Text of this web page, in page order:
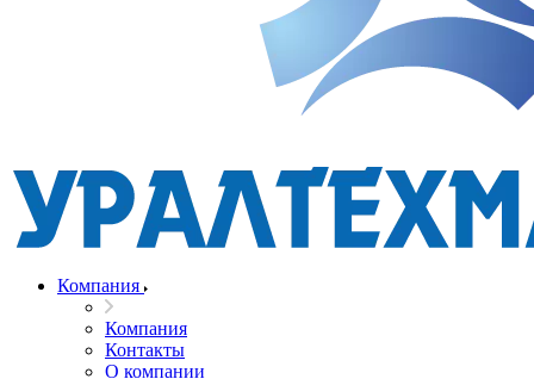
Компания
Компания
Контакты
О компании